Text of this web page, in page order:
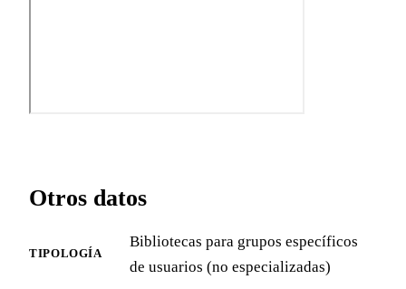
Otros datos
TIPOLOGÍA
Bibliotecas para grupos específicos
de usuarios (no especializadas)